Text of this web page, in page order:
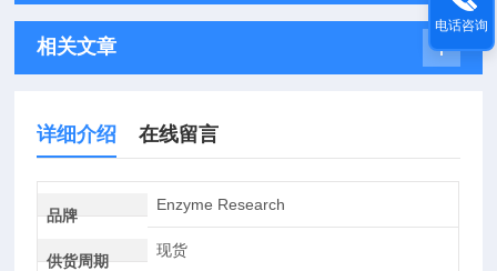
相关文章
详细介绍 在线留言
品牌
Enzyme Research
供货周期
现货
电话咨询